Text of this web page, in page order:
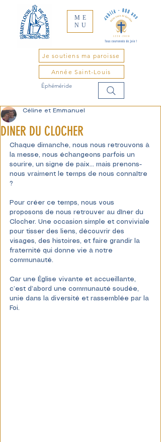
ME
NU
Je soutiens ma paroisse
Année Saint-Louis
Éphéméride
DINER DU CLOCHER
Céline et Emmanuel
Chaque dimanche, nous nous retrouvons à
la messe, nous échangeons parfois un
sourire, un signe de paix... mais prenons-
nous vraiment le temps de nous connaître
?
Pour créer ce temps, nous vous
proposons de nous retrouver au dîner du
Clocher. Une occasion simple et conviviale
pour tisser des liens, découvrir des
visages, des histoires, et faire grandir la
fraternité qui donne vie à notre
communauté.
Car une Église vivante et accueillante,
c’est d’abord une communauté soudée,
unie dans la diversité et rassemblée par la
Foi.